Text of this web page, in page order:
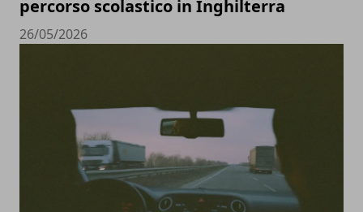
percorso scolastico in Inghilterra
26/05/2026